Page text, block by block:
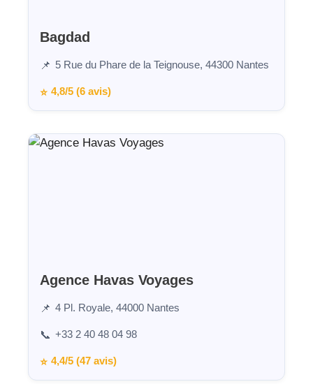
Bagdad
📌 5 Rue du Phare de la Teignouse, 44300 Nantes
⭐ 4,8/5 (6 avis)
Agence Havas Voyages
📌 4 Pl. Royale, 44000 Nantes
📞 +33 2 40 48 04 98
⭐ 4,4/5 (47 avis)